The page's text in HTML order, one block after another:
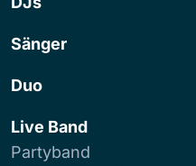
Sänger
Duo
Live Band
Partyband